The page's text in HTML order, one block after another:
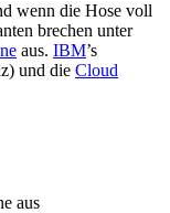
wenn die Hose voll
brechen unter
aus. IBM’s
und die Cloud